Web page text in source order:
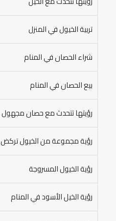
تربية الخيول في المنزل
شراء الحصان في المنام
بيع الحصان في المنام
رؤيتها تتحدث مع حصان مجهول
رؤية مجموعة من الخيول تركض
رؤية الخيول المسروجة
رؤية الخيل الأسود في المنام